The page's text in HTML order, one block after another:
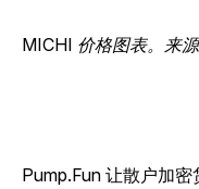
MICHI 价格图表。来
Pump.Fun 让散户加密